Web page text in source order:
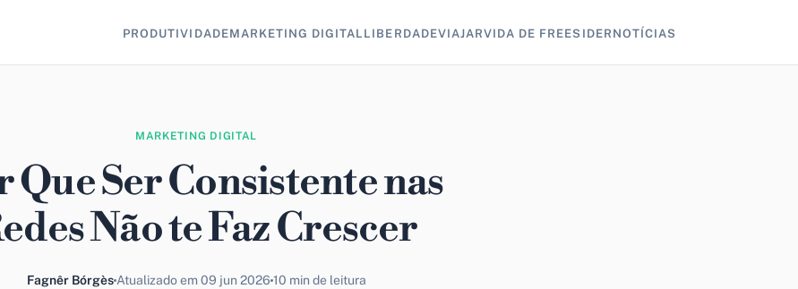
PRODUTIVIDADEMARKETING DIGITAL LIBERDADEVIAJARVIDA DE FREESIDER NOTÍCIAS
MARKETING DIGITAL
Que Ser Consistente nas
Não te Faz Crescer
Fagnêr BórgèsAtualizado em 09 jun 2026 10 min de leitura